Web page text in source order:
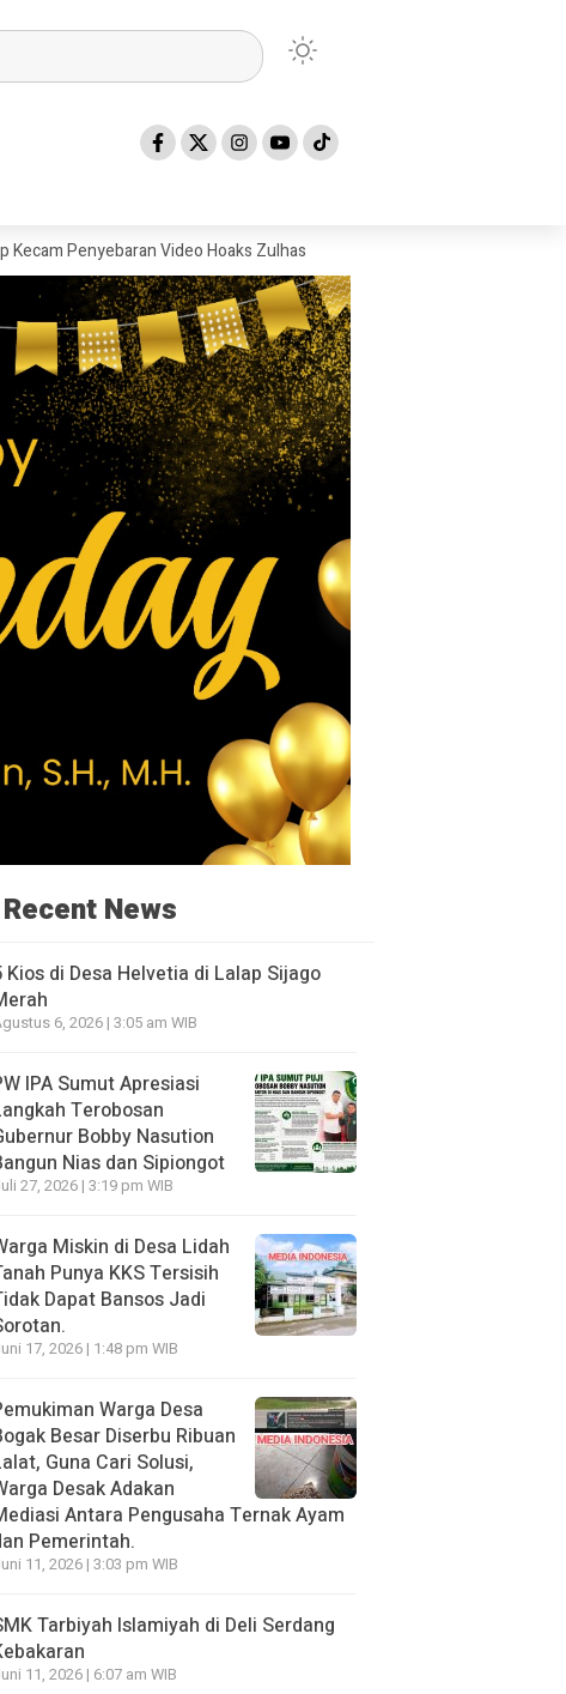
Video Hoaks Zulhas: Menyesatkan Publik!
Recent News
Kios di Desa Helvetia di Lalap Sijago
6, 2026 | 3:05 am WIB
IPA Sumut Apresiasi
Terobosan
Bobby Nasution
Nias dan Sipiongot
27, 2026 | 3:19 pm WIB
Miskin di Desa Lidah
Punya KKS Tersisih
Dapat Bansos Jadi
17, 2026 | 1:48 pm WIB
Warga Desa
Besar Diserbu Ribuan
Guna Cari Solusi,
Desak Adakan
Antara Pengusaha Ternak Ayam
Pemerintah.
11, 2026 | 3:03 pm WIB
Tarbiyah Islamiyah di Deli Serdang
11, 2026 | 6:07 am WIB